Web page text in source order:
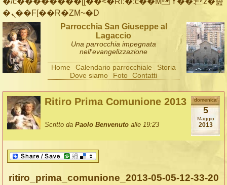
�ܢ��F[��R�ZM~�D
Parrocchia San Giuseppe al
Lagaccio
Una parrocchia impegnata
nell'evangelizzazione
Home Calendario parrocchiale
Storia
Dove siamo
Foto Contatti
domenica
5
Maggio
2013
Ritiro Prima Comunione 2013
Scritto da Paolo Benvenuto alle 19:23
ritiro_prima_comunione_2013-05-05-12-33-20